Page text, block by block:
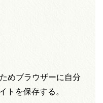
めブラウザーに自分
トを保存する。